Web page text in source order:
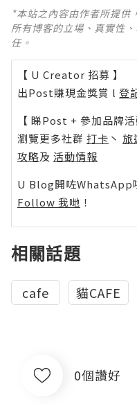
*本站之內容由作者所提供
所有博客的立場、真實性
任。
【 U Creator 招募 】
出Post賺現金獎賞 l 登
【 睇Post + 參加品牌活
瀏覽更多社群 打卡 丶 旅
攻略及 活動情報
U Blog開咗WhatsApp
Follow 我哋 ！
相關話題
‬ ‪‎cafe‬ ‪ 貓CAFE
0個讚好